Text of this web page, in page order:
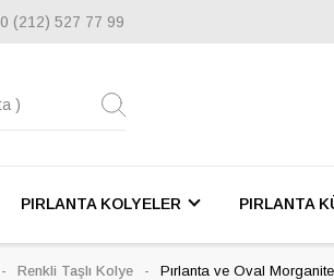
0 (212) 527 77 99
PIRLANTA KOLYELER PIRLANTA
Renkli Taşlı Kolye Pırlanta ve Oval